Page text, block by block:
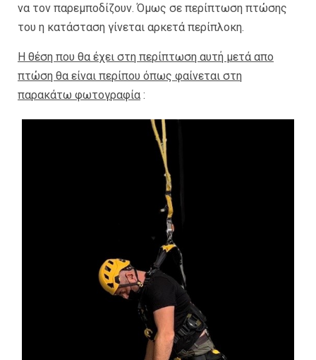
να τον παρεμποδίζουν. Όμως σε περίπτωση πτώσης
του η κατάσταση γίνεται αρκετά περίπλοκη.
Η θέση που θα έχει στη περίπτωση αυτή μετά απο
πτώση θα είναι περίπου όπως φαίνεται στη
παρακάτω φωτογραφία :